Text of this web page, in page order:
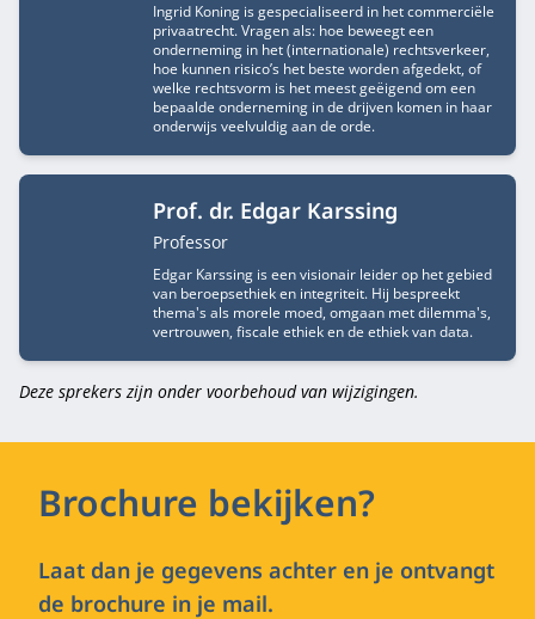
Ingrid Koning is gespecialiseerd in het commerciële
privaatrecht. Vragen als: hoe beweegt een
onderneming in het (internationale) rechtsverkeer,
hoe kunnen risico’s het beste worden afgedekt, of
welke rechtsvorm is het meest geëigend om een
bepaalde onderneming in de drijven komen in haar
onderwijs veelvuldig aan de orde.
Prof. dr. Edgar Karssing
Functietitel
Professor
Edgar Karssing is een visionair leider op het gebied
van beroepsethiek en integriteit. Hij bespreekt
thema's als morele moed, omgaan met dilemma's,
vertrouwen, fiscale ethiek en de ethiek van data.
Deze sprekers zijn onder voorbehoud van wijzigingen.
Brochure bekijken?
Laat dan je gegevens achter en je ontvangt
de brochure in je mail.